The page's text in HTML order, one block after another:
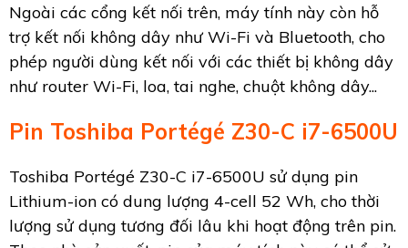
Ngoài các cổng kết nối trên, máy tính này còn hỗ
trợ kết nối không dây như Wi-Fi và Bluetooth, cho
phép người dùng kết nối với các thiết bị không dây
như router Wi-Fi, loa, tai nghe, chuột không dây...
Pin Toshiba Portégé Z30-C i7-6500U
Toshiba Portégé Z30-C i7-6500U sử dụng pin
Lithium-ion có dung lượng 4-cell 52 Wh, cho thời
lượng sử dụng tương đối lâu khi hoạt động trên pin.